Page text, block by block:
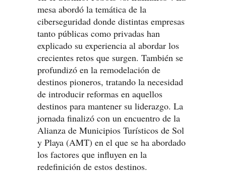
mesa abordó la temática de la
ciberseguridad donde distintas empresas
tanto públicas como privadas han
explicado su experiencia al abordar los
crecientes retos que surgen. También se
profundizó en la remodelación de
destinos pioneros, tratando la necesidad
de introducir reformas en aquellos
destinos para mantener su liderazgo. La
jornada finalizó con un encuentro de la
Alianza de Municipios Turísticos de Sol
y Playa (AMT) en el que se ha abordado
los factores que influyen en la
redefinición de estos destinos.